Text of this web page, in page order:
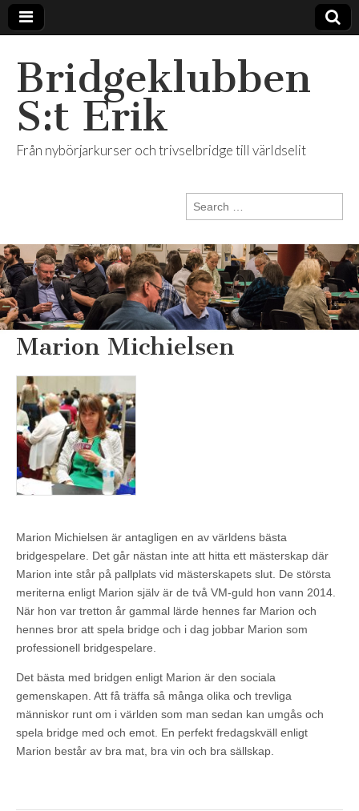
Bridgeklubben
S:t Erik
Från nybörjarkurser och trivselbridge till världselit
Search
for:
Marion Michielsen
Marion Michielsen är antagligen en av världens bästa
bridgespelare. Det går nästan inte att hitta ett mästerskap där
Marion inte står på pallplats vid mästerskapets slut. De största
meriterna enligt Marion själv är de två VM-guld hon vann 2014.
När hon var tretton år gammal lärde hennes far Marion och
hennes bror att spela bridge och i dag jobbar Marion som
professionell bridgespelare.
Det bästa med bridgen enligt Marion är den sociala
gemenskapen. Att få träffa så många olika och trevliga
människor runt om i världen som man sedan kan umgås och
spela bridge med och emot. En perfekt fredagskväll enligt
Marion består av bra mat, bra vin och bra sällskap.